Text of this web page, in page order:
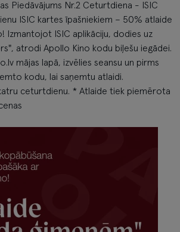
Piedāvājums Nr.2 Ceturtdiena - ISIC
ISIC kartes īpašniekiem – 50% atlaide
Izmantojot ISIC aplikāciju, dodies uz
atrodi Apollo Kino kodu biļešu iegādei.
mājas lapā, izvēlies seansu un pirms
kodu, lai saņemtu atlaidi.
ceturtdienu. * Atlaide tiek piemērota